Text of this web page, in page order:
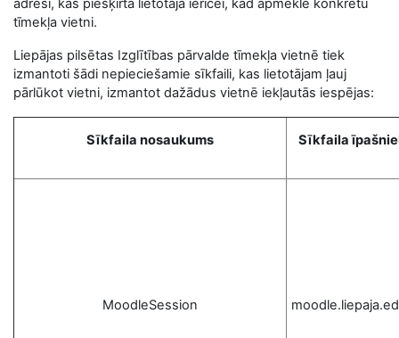
adresi, kas piešķirta lietotāja ierīcei, kad apmeklē konkrētu
tīmekļa vietni.
Liepājas pilsētas Izglītības pārvalde tīmekļa vietnē tiek
izmantoti šādi nepieciešamie sīkfaili, kas lietotājam ļauj
pārlūkot vietni, izmantot dažādus vietnē iekļautās iespējas:
Sīkfaila nosaukums Sīkfaila
MoodleSession